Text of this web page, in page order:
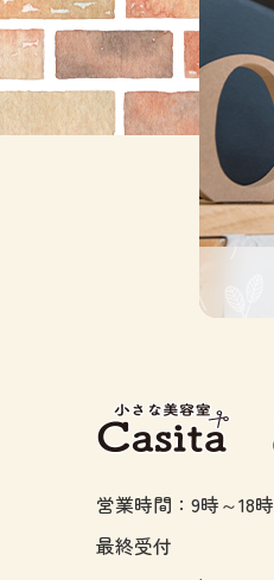
営業時間：9時～18時
最終受付